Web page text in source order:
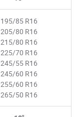
195/85 R16
205/80 R16
215/80 R16
225/70 R16
245/55 R16
245/60 R16
255/60 R16
265/50 R16